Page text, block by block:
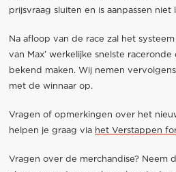
prijsvraag sluiten en is aanpassen niet
Na afloop van de race zal het
van Max’ werkelijke snelste
bekend maken. Wij nemen
met de winnaar op.
Vragen of opmerkingen over het
helpen je graag via het Verstappen
Vragen over de merchandise? Neem